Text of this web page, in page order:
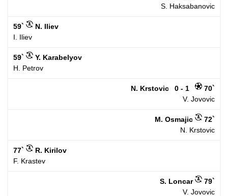
S. Haksabanovic
59`
N. Iliev
I. Iliev
59`
Y. Karabelyov
H. Petrov
N. Krstovic 0 - 1
70`
V. Jovovic
M. Osmajic
72`
N. Krstovic
77`
R. Kirilov
F. Krastev
S. Loncar
79`
V. Jovovic